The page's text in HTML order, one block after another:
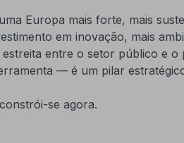
Europa mais forte, mais
em inovação, mais
estreita entre o setor público e
— é um pilar
se agora.